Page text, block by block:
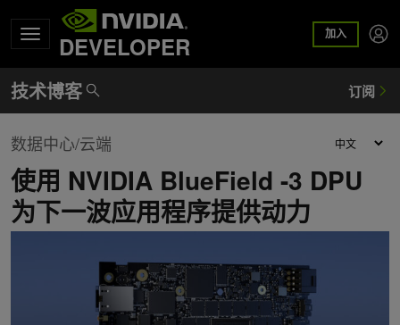
DEVELOPER 加入
数据中心/云端
使用 NVIDIA BlueField -3 DPU
为下一波应用程序提供动力